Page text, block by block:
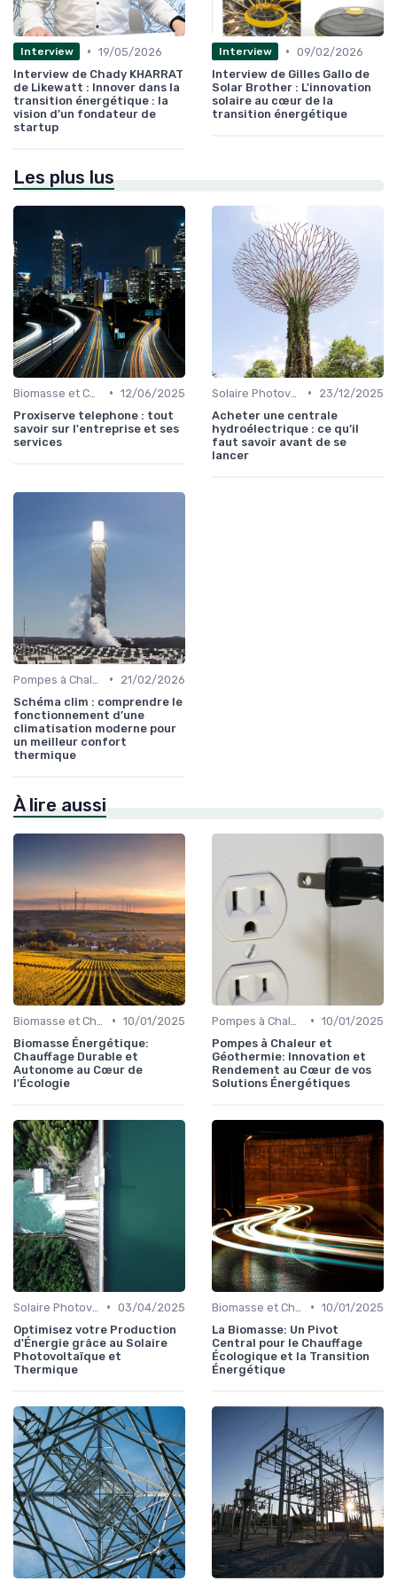
Interview • 19/05/2026
Interview de Chady KHARRAT
de Likewatt : Innover dans la
transition énergétique : la
vision d’un fondateur de
startup
Interview • 09/02/2026
Interview de Gilles Gallo de
Solar Brother : L'innovation
solaire au cœur de la
transition énergétique
Les plus lus
• 12/06/2025
Proxiserve telephone : tout
savoir sur l'entreprise et ses
services
•
23/12/2025
Acheter une centrale
hydroélectrique : ce qu’il
faut savoir avant de se
lancer
•
21/02/2026
Schéma clim : comprendre le
fonctionnement d’une
climatisation moderne pour
un meilleur confort
thermique
À lire aussi
• 10/01/2025
Biomasse Énergétique:
Chauffage Durable et
Autonome au Cœur de
l'Écologie
• 10/01/2025
Pompes à Chaleur et
Géothermie: Innovation et
Rendement au Cœur de vos
Solutions Énergétiques
• 03/04/2025
Optimisez votre Production
d'Énergie grâce au Solaire
Photovoltaïque et
Thermique
• 10/01/2025
La Biomasse: Un Pivot
Central pour le Chauffage
Écologique et la Transition
Énergétique